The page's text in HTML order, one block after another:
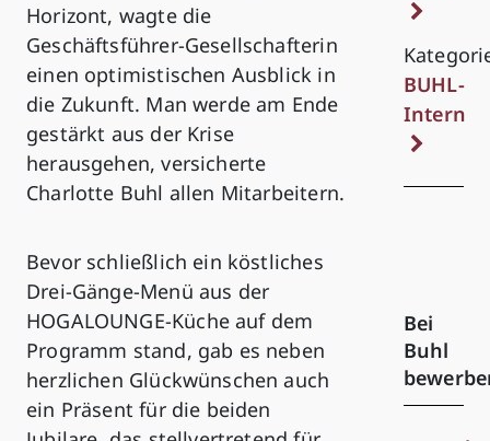
Horizont, wagte die
Geschäftsführer-Gesellschafterin
einen optimistischen Ausblick in
die Zukunft. Man werde am Ende
gestärkt aus der Krise
herausgehen, versicherte
Charlotte Buhl allen Mitarbeitern.
Bevor schließlich ein köstliches
Drei-Gänge-Menü aus der
HOGALOUNGE-Küche auf dem
Programm stand, gab es neben
herzlichen Glückwünschen auch
ein Präsent für die beiden
BUHL-
Intern
Bei
Buhl